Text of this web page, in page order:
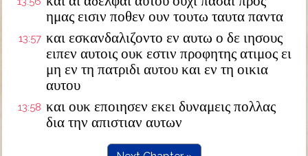
ημας εισιν ποθεν ουν τουτω ταυτα παντα
13:57 και εσκανδαλιζοντο εν αυτω ο δε ιησους
ειπεν αυτοις ουκ εστιν προφητης ατιμος ει
μη εν τη πατριδι αυτου και εν τη οικια
αυτου
13:58 και ουκ εποιησεν εκει δυναμεις πολλας
δια την απιστιαν αυτων